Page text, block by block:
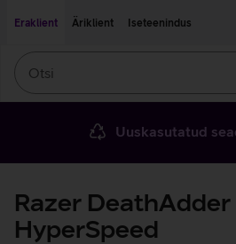
Eraklient
Äriklient Iseteenindus
Uuskasutatud
Razer DeathAdder
HyperSpeed